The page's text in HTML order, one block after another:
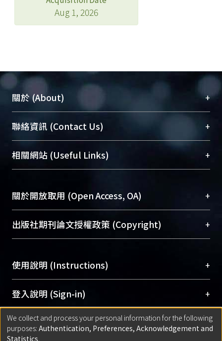
Aug 1, 2026
關於 (About) +
臺大位居世界頂尖大學之列，為永久珍藏及向國際
展現本校豐碩的研究成果及學術能量，圖書館整合
機構典藏（NTUR）與學術庫（AH）不同功能平
台，成為臺大學術典藏NTU scholars。期能整合研
成果。
To permanently archive and promote researcher
profiles and scholarly works, Library integrates the
services of “NTU Repository” with “Academic
聯絡資訊 (Contact Us) +
總館學科館員(Main Library)
醫學圖書館學科館員(Medical Library)
Sciences Library)
相關網站 (Useful Links) +
關於開放取用 (Open Access, OA) +
開放取用是從使用者角度提升資訊取用性的社會運
動，應用在學術研究上是透過將研究著作公開供使
用逐年攀升。同時可加速研究發展、提升研究影響
Archive）平台。 （點選深入了解OA）
出版社期刊論文授權政策 (Copyright) +
含部分內容的版權非匯入者所有，或由第三方贊
助與合作完成，請確認該版權所有者及第三方同
意提供此授權。
Please represent that the submission is your
original work, and that you have the right to
grant the rights to upload.
使用說明 (Instructions) +
網站簡介(Quickstart Guide)
使用手冊(Instruction Manual)
線上預約服務(Booking Service)
登入說明 (Sign-in) +
方案一：臺灣大學計算機中心帳號登入
(With C&INC Email Account)
匯入著作 (Submission) +
We collect and process your personal information for the following
purposes: Authentication, Preferences, Acknowledgement and
Statistics.